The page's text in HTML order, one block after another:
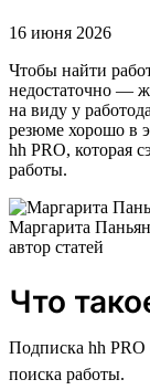
16 июня 2026
Чтобы найти
недостаточно —
на виду у
резюме хорошо в
hh PRO, которая
работы.
Маргарита Паньян
автор статей
Что
Подписка hh PRO
поиска работы.